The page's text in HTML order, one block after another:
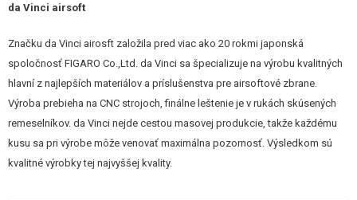
Pre použitie s R-hop gumičkou bolo využité presné frézovanie, aby bolo
dosiahnuté 90° na spodnej časti okienka prítlaku. Naopak na hornej strane
súhrany okienka skosené na 45°, aby nedochádzalo k poškodzovaniu
da Vinci airsoft
Značku da Vinci airosft založila pred viac ako 20 rokmi japonská
spoločnosť FIGARO Co.,Ltd. da Vinci sa špecializuje na výrobu kvalitných
hlavní z najlepších materiálov a príslušenstva pre airsoftové zbrane.
Výroba prebieha na CNC strojoch, finálne leštenie je v rukách skúsených
remeselníkov. da Vinci nejde cestou masovej produkcie, takže každému
kusu sa pri výrobe môže venovať maximálna pozornosť. Výsledkom sú
kvalitné výrobky tej najvyššej kvality.